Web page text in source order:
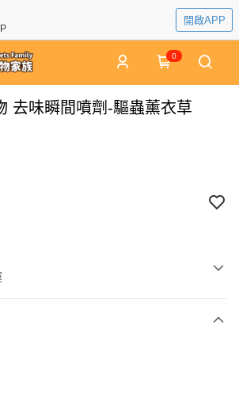
開啟APP
0
去味瞬間噴劑-驅蟲薰衣草